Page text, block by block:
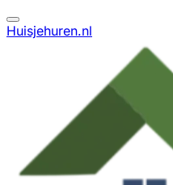
Huisjehuren.nl